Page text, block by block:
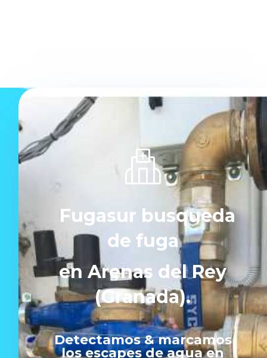
Fugasur busqueda
de fuga
en Arenas del Rey
(Granada).
Detectamos & marcamos
los escapes de agua en